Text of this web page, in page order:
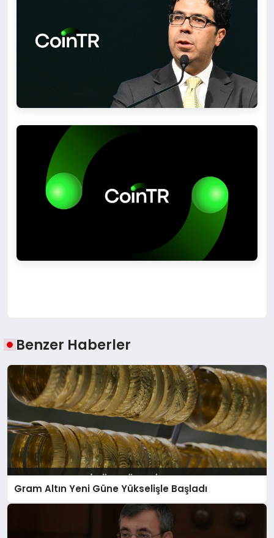
Benzer Haberler
Gram Altın Yeni Güne Yükselişle Başladı